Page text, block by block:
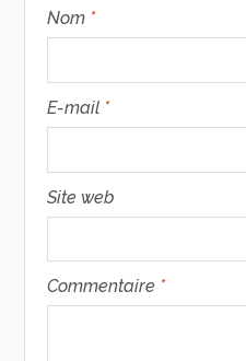
Nom *
E-mail *
Site web
Commentaire *